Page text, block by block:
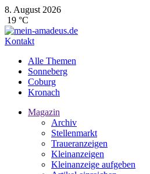
8. August 2026
19 °C
Kontakt
Alle Themen
Sonneberg
Coburg
Kronach
Magazin
Archiv
Stellenmarkt
Traueranzeigen
Kleinanzeigen
Kleinanzeige aufgeben